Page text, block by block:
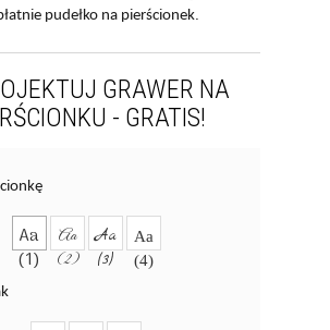
pudełko na pierścionek.
GRAWER NA
- GRATIS!
Aa
(1)
Aa
(2)
Aa
(3)
Aa
(4)